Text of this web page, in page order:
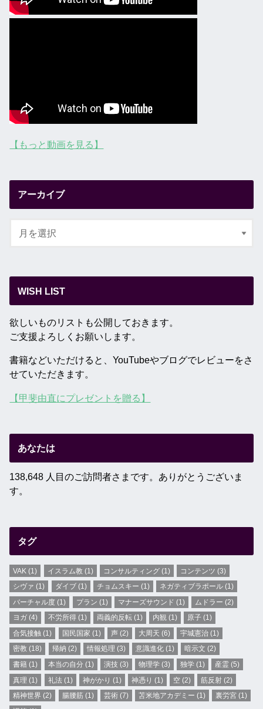
【もっと動画を見る】
アーカイブ
WISH LIST
欲しいものリストも公開しておきます。
ご支援よろしくお願いします。
書籍などいただけると、YouTubeやブログでレビューをさ
せていただきます。
【甲斐由直にプレゼントを贈る】
あなたは
138,648 人目のご訪問者さまです。ありがとうございま
す。
タグ
VAK (1) イスラム教 (1) コンサルティング(1) コンテンツ (3)
シヴァ (1) ダイブ(1) チョムスキー (1) ネガティブラポール (1)
バーチャル度 (1) プラン (1) マナーズサウンド (1) ムドラー (2)
ヨガ (4) 不労所得(1) 両義的反転(1) 内観 (1) 原子 (1)
合気接触 (1) 国民国家 (1) 声(2) 大周天 (6) 宇城憲治 (1)
密教 (18) 帰納 (2) 情報処理 (3) 意識進化 (1) 暗示文 (2)
書籍 (1) 本当の自分 (1) 演技(3) 物理学 (3) 独学 (1) 産霊 (5)
真理 (1) 礼法(1) 神がかり (1) 神憑り (1) 空 (2) 筋反射 (2)
精神世界 (2) 腸腰筋(1) 芸術(7) 苫米地アカデミー (1) 裏労宮 (1)